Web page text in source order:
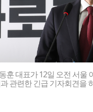
훈 대표가 12일 오전 서울
관련한 긴급 기자회견을